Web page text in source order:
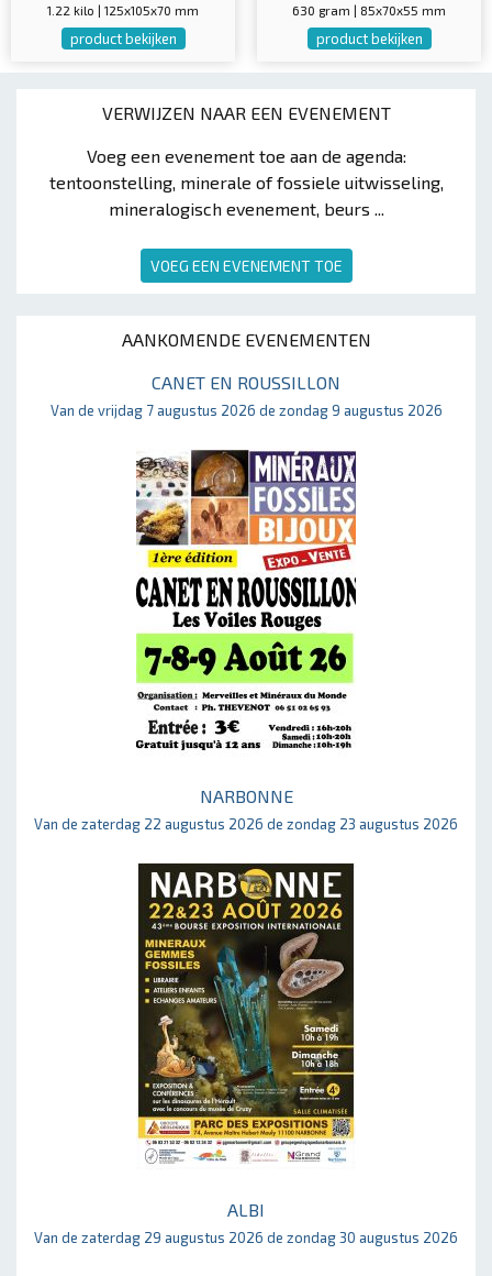
VERWIJZEN NAAR EEN EVENEMENT
Voeg een evenement toe aan de agenda:
tentoonstelling, minerale of fossiele uitwisseling,
mineralogisch evenement, beurs ...
VOEG EEN EVENEMENT TOE
AANKOMENDE EVENEMENTEN
CANET EN ROUSSILLON
Van de vrijdag 7 augustus 2026 de zondag 9 augustus 2026
NARBONNE
Van de zaterdag 22 augustus 2026 de zondag 23 augustus 2026
ALBI
Van de zaterdag 29 augustus 2026 de zondag 30 augustus 2026
1.22 kilo | 125x105x70 mm
product bekijken
630 gram | 85x70x55 mm
product bekijken